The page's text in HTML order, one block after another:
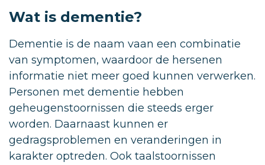
Wat is dementie?
Dementie is de naam vaan een combinatie
van symptomen, waardoor de hersenen
informatie niet meer goed kunnen verwerken.
Personen met dementie hebben
geheugenstoornissen die steeds erger
worden. Daarnaast kunnen er
gedragsproblemen en veranderingen in
karakter optreden. Ook taalstoornissen